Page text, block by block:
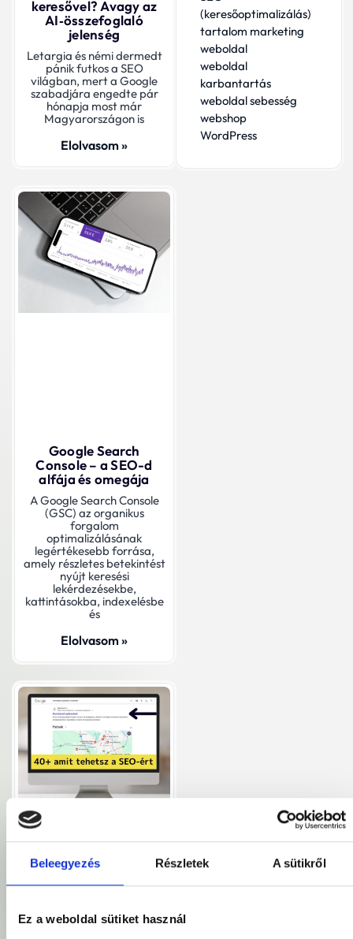
Beleegyezés Részletek A sütikről
Ez a weboldal sütiket használ
keresővel? Avagy az
AI‑összefoglaló
jelenség
Letargia és némi dermedt
pánik futkos a SEO
világban, mert a Google
szabadjára engedte pár
hónapja most már
Magyarországon is
Elolvasom »
Google Search
Console – a SEO-d
alfája és omegája
A Google Search Console
(GSC) az organikus
forgalom
optimalizálásának
legértékesebb forrása,
amely részletes betekintést
nyújt keresési
lekérdezésekbe,
kattintásokba, indexelésbe
és
Elolvasom »
(keresőoptimalizálás)
tartalom marketing
weboldal
weboldal
karbantartás
weboldal sebesség
webshop
WordPress